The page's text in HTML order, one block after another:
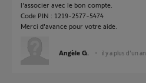
l'associer avec le bon compte.
Code PIN : 1219-2577-5474
Merci d'avance pour votre aide.
Angèle G. il y a plus d'un an